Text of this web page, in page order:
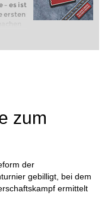
– es ist
ersten
und
zum
der
gebilligt, bei dem
ermittelt